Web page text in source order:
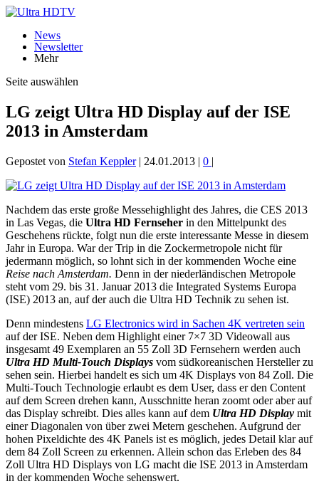
News
Newsletter
Mehr
Seite auswählen
LG zeigt Ultra HD Display auf der ISE
2013 in Amsterdam
Gepostet von Stefan Keppler| 24.01.2013 | 0 |
Nachdem das erste große Messehighlight des Jahres, die CES 2013
in Las Vegas, die Ultra HD Fernseher in den Mittelpunkt des
Geschehens rückte, folgt nun die erste interessante Messe in diesem
Jahr in Europa. War der Trip in die Zockermetropole nicht für
jedermann möglich, so lohnt sich in der kommenden Woche eine
Reise nach Amsterdam. Denn in der niederländischen Metropole
steht vom 29. bis 31. Januar 2013 die Integrated Systems Europa
(ISE) 2013 an, auf der auch die Ultra HD Technik zu sehen ist.
Denn mindestens LG Electronics wird in Sachen 4K vertreten sein
auf der ISE. Neben dem Highlight einer 7×7 3D Videowall aus
insgesamt 49 Exemplaren an 55 Zoll 3D Fernsehern werden auch
Ultra HD Multi-Touch Displays vom südkoreanischen Hersteller zu
sehen sein. Hierbei handelt es sich um 4K Displays von 84 Zoll. Die
Multi-Touch Technologie erlaubt es dem User, dass er den Content
auf dem Screen drehen kann, Ausschnitte heran zoomt oder aber auf
das Display schreibt. Dies alles kann auf dem Ultra HD Display mit
einer Diagonalen von über zwei Metern geschehen. Aufgrund der
hohen Pixeldichte des 4K Panels ist es möglich, jedes Detail klar auf
dem 84 Zoll Screen zu erkennen. Allein schon das Erleben des 84
Zoll Ultra HD Displays von LG macht die ISE 2013 in Amsterdam
in der kommenden Woche sehenswert.